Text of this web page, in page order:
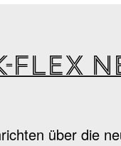
Flex
über die